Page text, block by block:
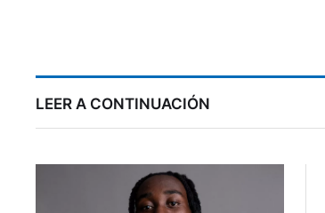
LEER A CONTINUACIÓN